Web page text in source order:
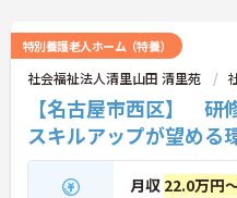
特別養護老人ホーム（特養）
社会福祉法人清里山田 清里苑
【名古屋市西区】 研
スキルアップが望める
月収 22.0万円